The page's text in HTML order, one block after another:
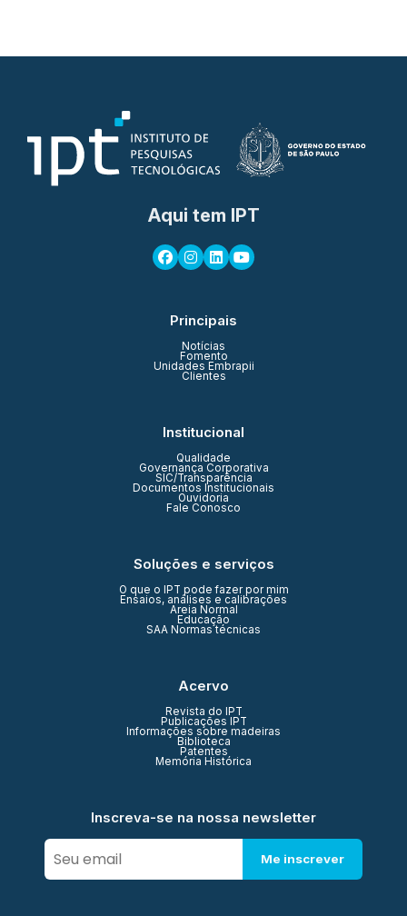
Aqui tem IPT
Principais
Notícias
Fomento
Unidades Embrapii
Clientes
Institucional
Qualidade
Governança Corporativa
SIC/Transparência
Documentos Institucionais
Ouvidoria
Fale Conosco
Soluções e serviços
O que o IPT pode fazer por mim
Ensaios, análises e calibrações
Areia Normal
Educação
SAA Normas técnicas
Acervo
Revista do IPT
Publicações IPT
Informações sobre madeiras
Biblioteca
Patentes
Memória Histórica
Inscreva-se na nossa newsletter
Me inscrever